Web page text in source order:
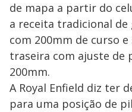
de mapa a partir do
a receita tradicional
com 200mm de curso
traseira com ajuste de
200mm.
A Royal Enfield diz ter
para uma posição de